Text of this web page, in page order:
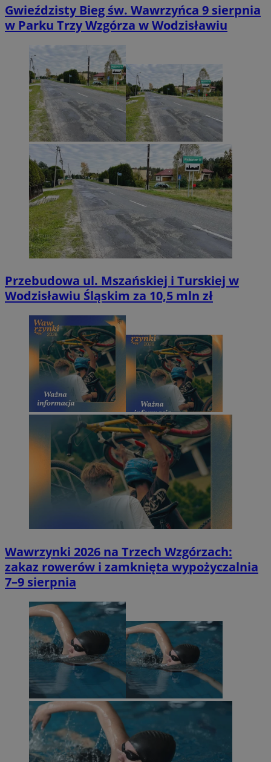
Gwieździsty Bieg św. Wawrzyńca 9 sierpnia
w Parku Trzy Wzgórza w Wodzisławiu
Przebudowa ul. Mszańskiej i Turskiej w
Wodzisławiu Śląskim za 10,5 mln zł
Wawrzynki 2026 na Trzech Wzgórzach:
zakaz rowerów i zamknięta wypożyczalnia
7–9 sierpnia